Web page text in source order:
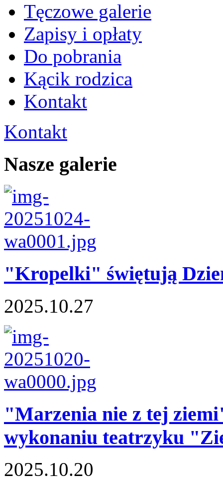
Tęczowe galerie
Zapisy i opłaty
Do pobrania
Kącik rodzica
Kontakt
Kontakt
Nasze galerie
"Kropelki" świętują
2025.10.27
"Marzenia nie z tej
wykonaniu teatrzyku
2025.10.20